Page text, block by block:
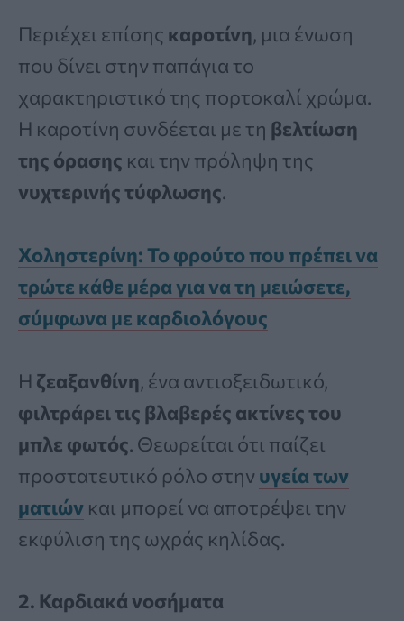
Περιέχει επίσης καροτίνη, μια ένωση
που δίνει στην παπάγια το
χαρακτηριστικό της πορτοκαλί χρώμα.
Η καροτίνη συνδέεται με τη βελτίωση
της όρασης και την πρόληψη της
νυχτερινής τύφλωσης.
Χοληστερίνη: Το φρούτο που πρέπει να
τρώτε κάθε μέρα για να τη μειώσετε,
σύμφωνα με καρδιολόγους
Η ζεαξανθίνη, ένα αντιοξειδωτικό,
φιλτράρει τις βλαβερές ακτίνες του
μπλε φωτός. Θεωρείται ότι παίζει
προστατευτικό ρόλο στην υγεία των
ματιών και μπορεί να αποτρέψει την
εκφύλιση της ωχράς κηλίδας.
2. Καρδιακά νοσήματα